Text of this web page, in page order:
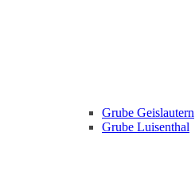
Grube Geislautern
Grube Luisenthal